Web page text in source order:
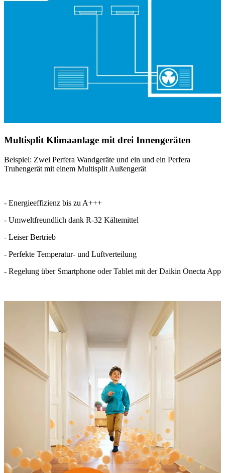
Multisplit Klimaanlage mit drei Innengeräten
Beispiel: Zwei Perfera Wandgeräte und ein und ein Perfera
Truhengerät mit einem Multisplit Außengerät
- Energieeffizienz bis zu A+++
- Umweltfreundlich dank R-32 Kältemittel
- Leiser Bertrieb
- Perfekte Temperatur- und Luftverteilung
- Regelung über Smartphone oder Tablet mit der Daikin Onecta App